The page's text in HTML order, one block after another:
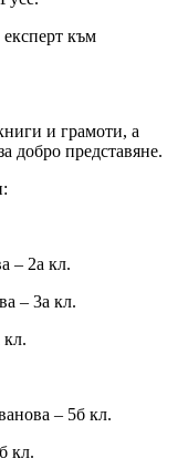
към
и грамоти, а
добро представяне.
– 2а кл.
– 3а кл.
кл.
– 5б кл.
– 5б кл.